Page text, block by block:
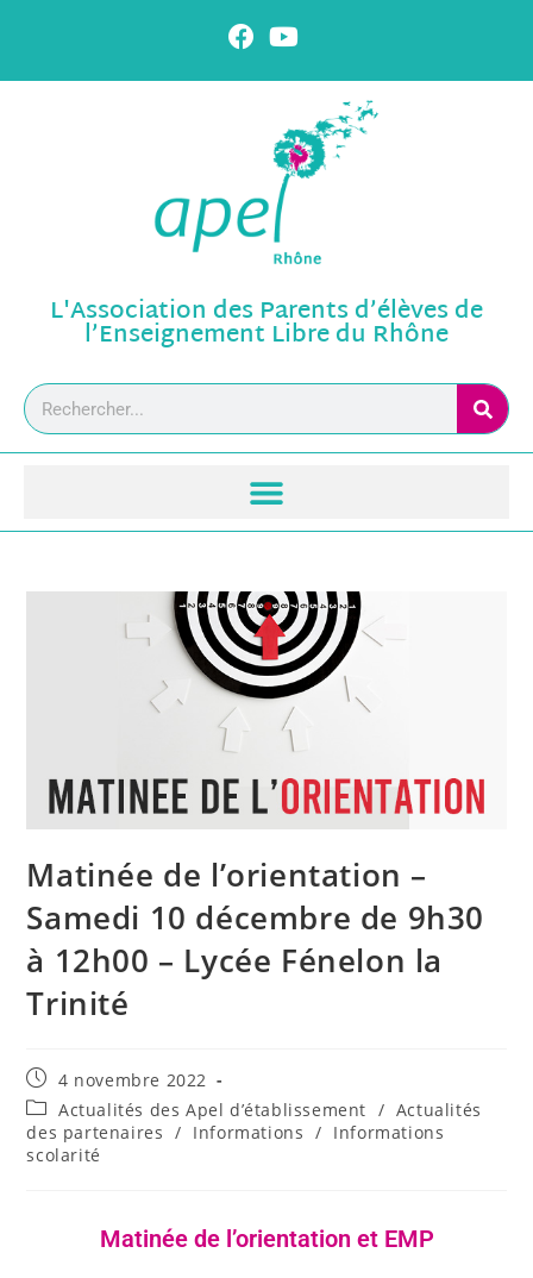
L'Association des Parents d’élèves de
l’Enseignement Libre du Rhône
Matinée de l’orientation –
Samedi 10 décembre de 9h30
à 12h00 – Lycée Fénelon la
Trinité
4 novembre 2022
Actualités des Apel d’établissement / Actualités
des partenaires / Informations / Informations
scolarité
Matinée de l’orientation et EMP